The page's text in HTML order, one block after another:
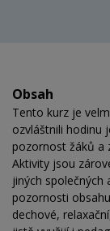
Obsah
Tento kurz je
ozvláštnili hodinu
pozornost žáků a
Aktivity jsou
jiných společných
pozornosti
dechové,